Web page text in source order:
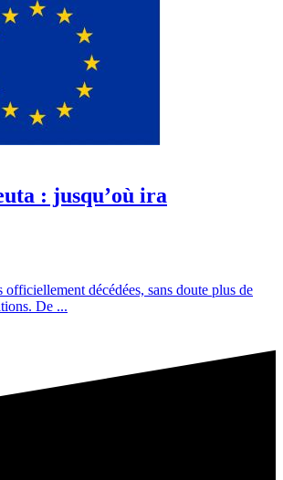
: jusqu’où ira
officiellement décédées, sans doute plus de
De ...